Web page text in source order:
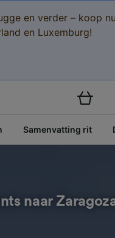
en verder – koop
en Luxemburg!
Samenvatting rit
naar